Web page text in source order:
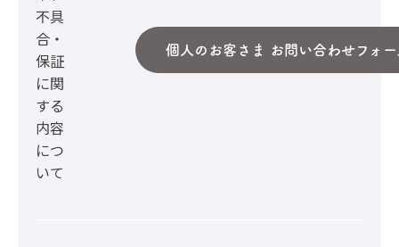
不具
合・
保証
に関
する
内容
につ
いて
個人のお客さま お問い合わせフォー